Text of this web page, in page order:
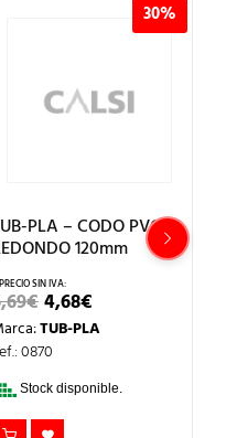
30%
PLA – CODO PVC
120mm
€EL
PRECIO
ORIGINAL
ERA:
4,68€PRECIO
ACTUAL
TUB-PLA
0870
Stock disponible.